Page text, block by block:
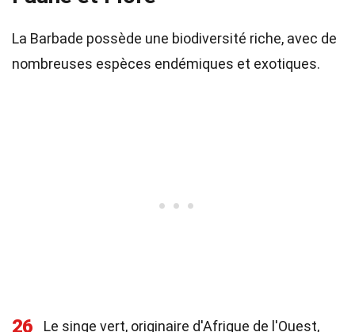
La Barbade possède une biodiversité riche, avec de
nombreuses espèces endémiques et exotiques.
26
Le singe vert, originaire d'Afrique de l'Ouest,